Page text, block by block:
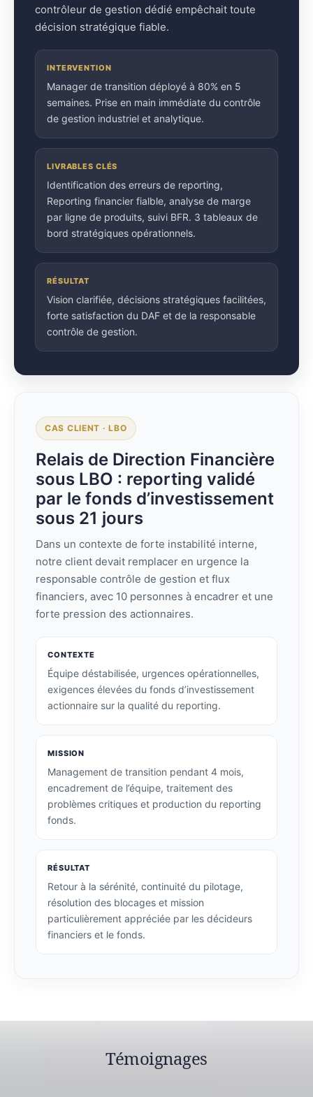
contrôleur de gestion dédié empêchait toute
décision stratégique fiable.
INTERVENTION
Manager de transition déployé à 80% en 5
semaines. Prise en main immédiate du contrôle
de gestion industriel et analytique.
LIVRABLES CLÉS
Identification des erreurs de reporting,
Reporting financier fialble, analyse de marge
par ligne de produits, suivi BFR. 3 tableaux de
bord stratégiques opérationnels.
RÉSULTAT
Vision clarifiée, décisions stratégiques facilitées,
forte satisfaction du DAF et de la responsable
contrôle de gestion.
CAS CLIENT · LBO
Relais de Direction Financière
sous LBO : reporting validé
par le fonds d’investissement
sous 21 jours
Dans un contexte de forte instabilité interne,
notre client devait remplacer en urgence la
responsable contrôle de gestion et flux
financiers, avec 10 personnes à encadrer et une
forte pression des actionnaires.
CONTEXTE
Équipe déstabilisée, urgences opérationnelles,
exigences élevées du fonds d’investissement
actionnaire sur la qualité du reporting.
MISSION
Management de transition pendant 4 mois,
encadrement de l’équipe, traitement des
problèmes critiques et production du reporting
fonds.
RÉSULTAT
Retour à la sérénité, continuité du pilotage,
résolution des blocages et mission
particulièrement appréciée par les décideurs
financiers et le fonds.
Témoignages